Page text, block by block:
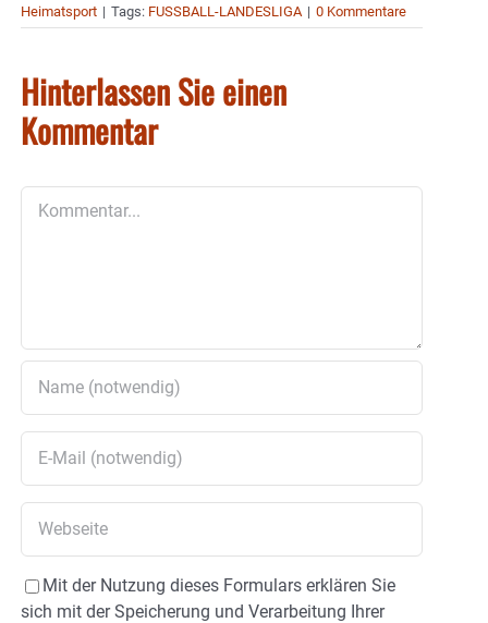
Heimatsport | Tags: FUSSBALL-LANDESLIGA | 0 Kommentare
Hinterlassen Sie einen
Kommentar
Mit der Nutzung dieses Formulars erklären Sie
sich mit der Speicherung und Verarbeitung Ihrer